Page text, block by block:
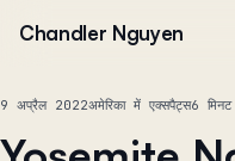
Chandler Nguyen
9 अप्रैल 2022अमेरिका में एक्सपैट्स6